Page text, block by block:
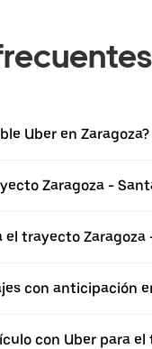
Uber en Zaragoza?
Zaragoza -
trayecto Zaragoza
con anticipación
con Uber para